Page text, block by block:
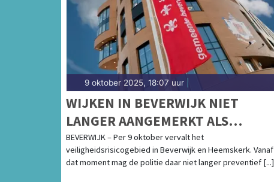
9 oktober 2025, 18:07 uur
WIJKEN IN BEVERWIJK NIET
LANGER AANGEMERKT ALS
VEILIGHEIDSRISICOGEBIED
BEVERWIJK – Per 9 oktober vervalt het
veiligheidsrisicogebied in Beverwijk en Heemskerk. Vanaf
dat moment mag de politie daar niet langer preventief [...]